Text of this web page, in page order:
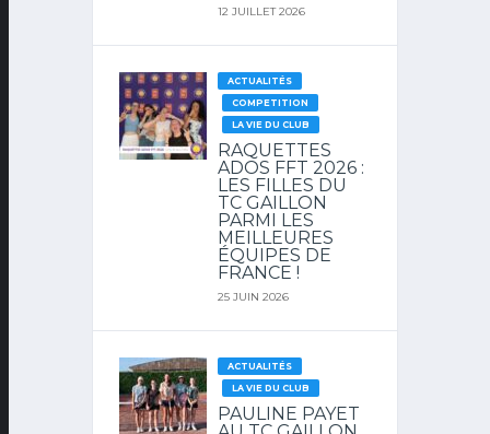
12 JUILLET 2026
ACTUALITÉS
COMPETITION
LA VIE DU CLUB
RAQUETTES
ADOS FFT 2026 :
LES FILLES DU
TC GAILLON
PARMI LES
MEILLEURES
ÉQUIPES DE
FRANCE !
25 JUIN 2026
ACTUALITÉS
LA VIE DU CLUB
PAULINE PAYET